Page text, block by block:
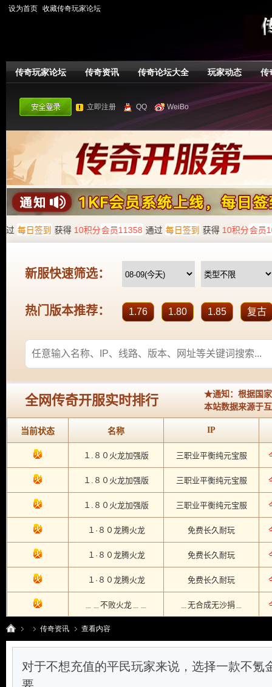
设为首页 收藏传奇玩家论坛
传奇玩家论坛 传奇资讯 传奇论坛大全 玩家动态 传
立即注册 QQ WeiBo
›
传奇资讯 查看内容
对于不想充值的平民玩家来说，选择一款不氪